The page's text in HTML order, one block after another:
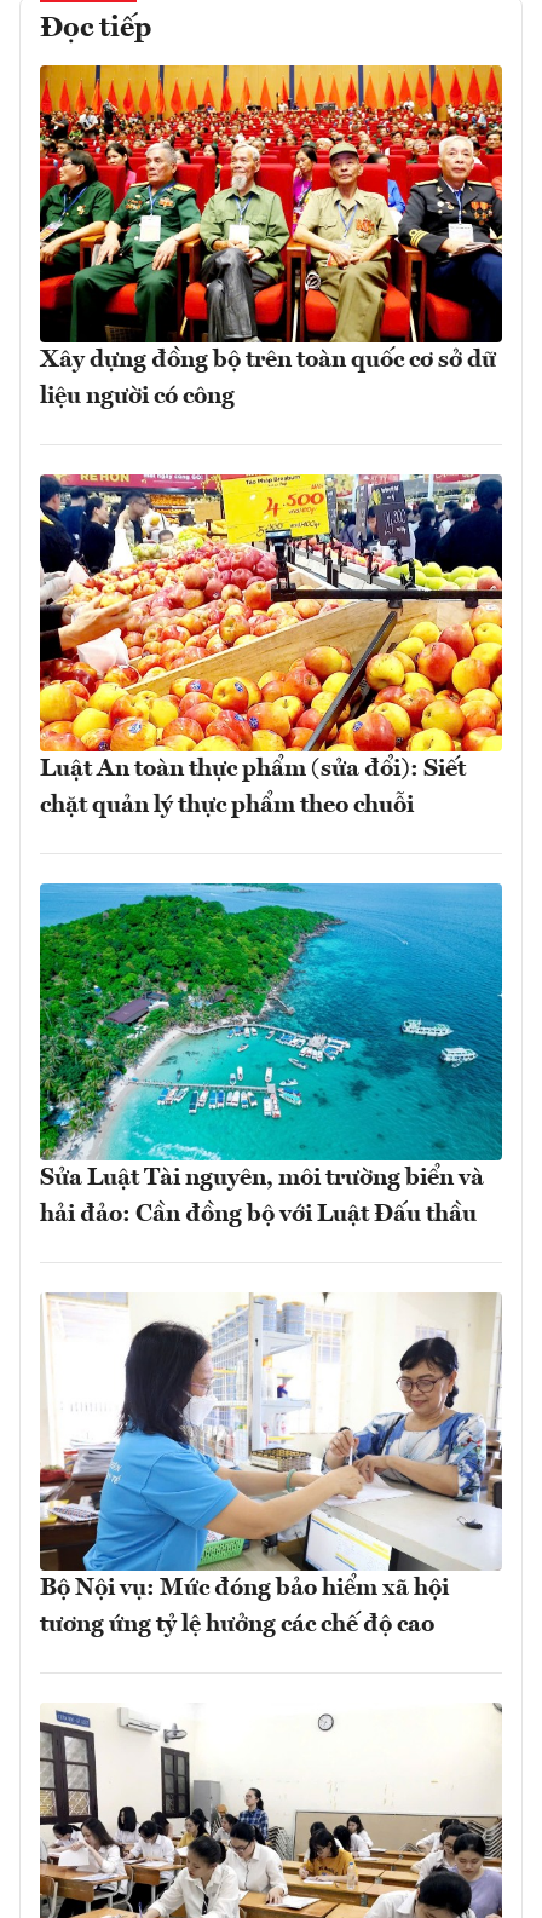
Đọc tiếp
Xây dựng đồng bộ trên toàn quốc cơ sở dữ
liệu người có công
Luật An toàn thực phẩm (sửa đổi): Siết
chặt quản lý thực phẩm theo chuỗi
Sửa Luật Tài nguyên, môi trường biển và
hải đảo: Cần đồng bộ với Luật Đấu thầu
Bộ Nội vụ: Mức đóng bảo hiểm xã hội
tương ứng tỷ lệ hưởng các chế độ cao